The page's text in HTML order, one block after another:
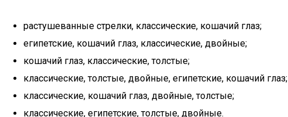
растушеванные стрелки, классические, кошачий глаз;
египетские, кошачий глаз, классические, двойные;
кошачий глаз, классические, толстые;
классические, толстые, двойные, египетские, кошачий глаз;
классические, кошачий глаз, двойные, толстые;
классические, египетские, толстые, двойные.